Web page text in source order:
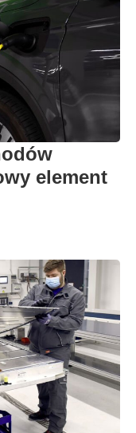
element